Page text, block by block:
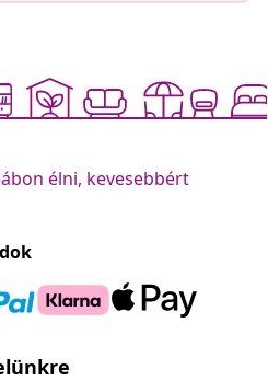
élni, kevesebbért